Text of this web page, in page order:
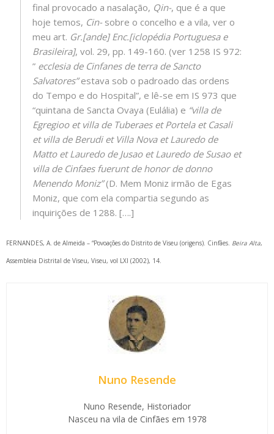
final provocado a nasalação, Qin-, que é a que
hoje temos, Cin-sobre o concelho e a vila, ver o
meu art. Gr.[ande] Enc.[iclopédia Portuguesa e
Brasileira], vol. 29, pp. 149-160. (ver 1258 IS 972:
” ecclesia de Cinfanes de terra de Sancto
Salvatores”estava sob o padroado das ordens
do Tempo e do Hospital”, e lê-se em IS 973 que
“quintana de Sancta Ovaya (Eulália) e “villa de
Egregioo et villa de Tuberaes et Portela et Casali
et villa de Berudi et Villa Nova et Lauredo de
Matto et Lauredo de Jusao et Lauredo de Susao et
villa de Cinfaes fuerunt de honor de donno
Menendo Moniz”(D. Mem Moniz irmão de Egas
Moniz, que com ela compartia segundo as
inquirições de 1288. [….]
FERNANDES, A. de Almeida – “Povoações do Distrito de Viseu (origens). Cinfães. Beira Alta,
Assembleia Distrital de Viseu, Viseu, vol LXI (2002), 14.
Nuno Resende
Nuno Resende, Historiador
Nasceu na vila de Cinfães em 1978